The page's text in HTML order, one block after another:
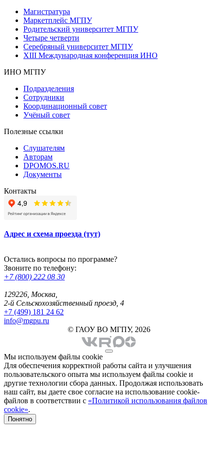
Магистратура
Маркетплейс МГПУ
Родительский университет МГПУ
Четыре четверти
Серебряный университет МГПУ
XIII Международная конференция ИНО
ИНО МГПУ
Подразделения
Сотрудники
Координационный совет
Учёный совет
Полезные ссылки
Слушателям
Авторам
DPOMOS.RU
Документы
Контакты
Адрес и схема проезда (тут)
Остались вопросы по программе?
Звоните по телефону:
+7 (800) 222 08 30
129226, Москва,
2-й Сельскохозяйственный проезд, 4
+7 (499) 181 24 62
info@mgpu.ru
© ГАОУ ВО МГПУ, 2026
Мы используем файлы cookie
Для обеспечения корректной работы сайта и улучшения
пользовательского опыта мы используем файлы cookie и
другие технологии сбора данных. Продолжая использовать
наш сайт, вы даете свое согласие на использование cookie-
файлов в соответствии с «Политикой использования файлов
cookie».
Понятно